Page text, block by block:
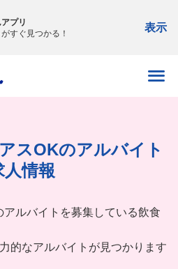
プリ
すぐ見つかる！
表示
スOKのアルバイト
人情報
ルバイトを募集している飲食
的なアルバイトが見つかります